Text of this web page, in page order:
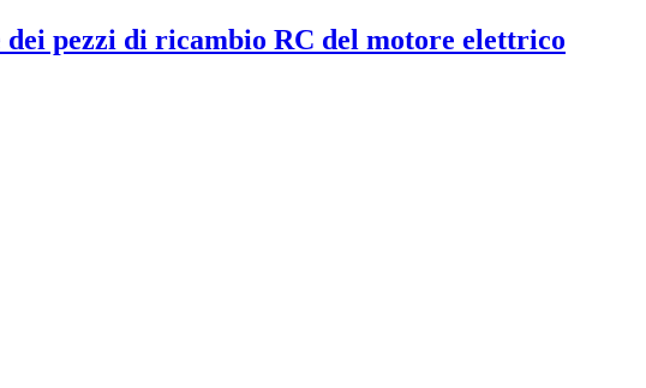
pezzi di ricambio RC del motore elettrico